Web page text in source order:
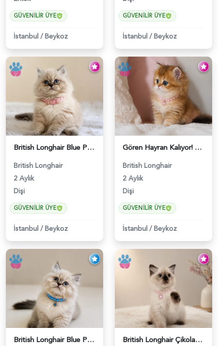
GÜVENILIR ÜYE
İstanbul /Beykoz
GÜVENILIR ÜYE
İstanbul /Beykoz
British Longhair Blue Point Afrodit Yuva Arıyor - 6118
British Longhair
2 Aylık
Dişi
GÜVENILIR ÜYE
İstanbul /Beykoz
Gören Hayran Kalıyor! British Longhair Golden Dişi - 6345
British Longhair
2 Aylık
Dişi
GÜVENILIR ÜYE
İstanbul /Beykoz
British Longhair Blue Point Erkek Pofuduk Yavrumuz - 6348 British Longhair Çikolatalı Sütlü Dişi Yavrumuz - 6347